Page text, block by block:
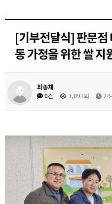
[기부전달식] 판문점
동 가정을 위한 쌀 지
최종채
0건
3,091회